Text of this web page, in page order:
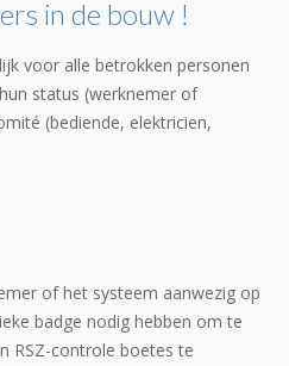
in de bouw !
voor alle betrokken personen
status (werknemer of
(bediende, elektricien,
of het systeem aanwezig op
badge nodig hebben om te
RSZ-controle boetes te